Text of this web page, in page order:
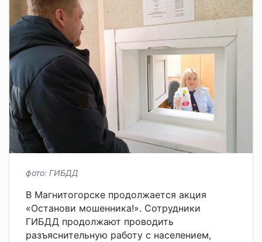
фото: ГИБДД
В Магнитогорске продолжается акция
«Останови мошенника!». Сотрудники
ГИБДД продолжают проводить
разъяснительную работу с населением,